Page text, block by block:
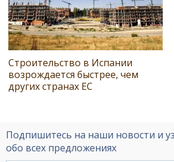
Строительство в Испании
возрождается быстрее, чем
других странах ЕС
Подпишитесь на наши новости и
обо всех предложениях